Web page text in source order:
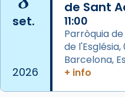
del Sant Pare Lleó
col·laboradors, a la
L’arquebisbe de
Josep Omella, ha
concelebrat el bisbe
Mons. David
set.
2026
de Sant
11:00
Parròquia
de l'Església,
Barcelona,
+ info